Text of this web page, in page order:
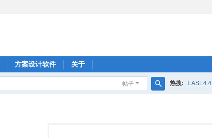
方案设计软件 关于
帖子 热搜: EASE4.4